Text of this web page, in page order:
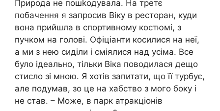
Природа не пошkодувала. На третє
побачення я запросив Віку в ресторан, куди
вона прийшла в спортивному костюмі, з
пучком на голові. Офіціанти косилися на неї,
а ми з нею сиділи і сміялися над усіма. Все
було ідеально, тільки Віка поводилася дещо
стисло зі мною. Я хотів запитати, що її турбує,
але подумав, зо це на хабство з мого боку і
не став. – Може, в парк атракціонів